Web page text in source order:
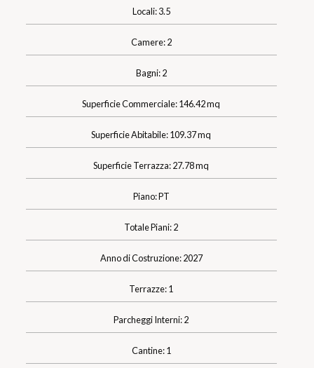
Locali: 3.5
Camere: 2
Bagni: 2
Superficie Commerciale: 146.42 mq
Superficie Abitabile: 109.37 mq
Superficie Terrazza: 27.78 mq
Piano: PT
Totale Piani: 2
Anno di Costruzione: 2027
Terrazze: 1
Parcheggi Interni: 2
Cantine: 1